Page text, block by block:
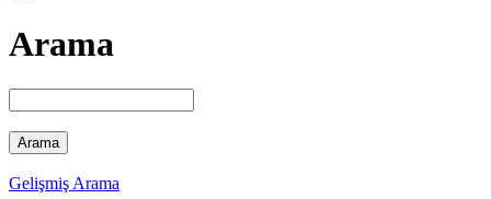
Arama
Gelişmiş Arama